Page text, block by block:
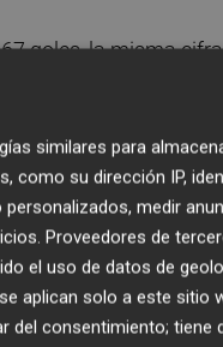
goles, la misma cifra
correo para empezar
similares para
como su dirección IP,
medir
Proveedores de
el uso de datos de
aplican solo a este sitio
del consentimiento; tiene